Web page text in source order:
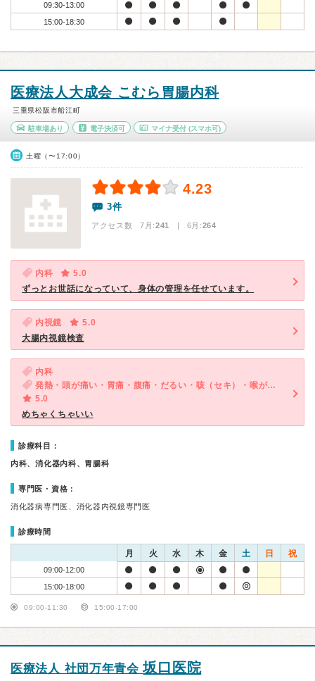
09:30-13:00
15:00-18:30
医療法人大成会 こむら胃腸内科
三重県松阪市船江町
駐車場あり 電子決済可 マイナ受付 (スマホ可)
土曜（〜17:00）
4.23
3件
アクセス数 7月:241 | 6月:264
内科
5.0
ずっとお世話になっていて、身体の管理を任せています。
内視鏡
5.0
大腸内視鏡検査
内科
発熱・頭が痛い・胃痛・腹痛・だるい・咳（セキ）・喉が痛い・吐き気・嘔吐・体調不良
5.0
めちゃくちゃいい
診療科目：
内科、消化器内科、胃腸科
専門医・資格：
消化器病専門医、消化器内視鏡専門医
診療時間
月 火 水 木 金 土 日 祝
09:00-12:00
15:00-18:00
09:00-11:30 15:00-17:00
医療法人 社団万年青会坂口医院